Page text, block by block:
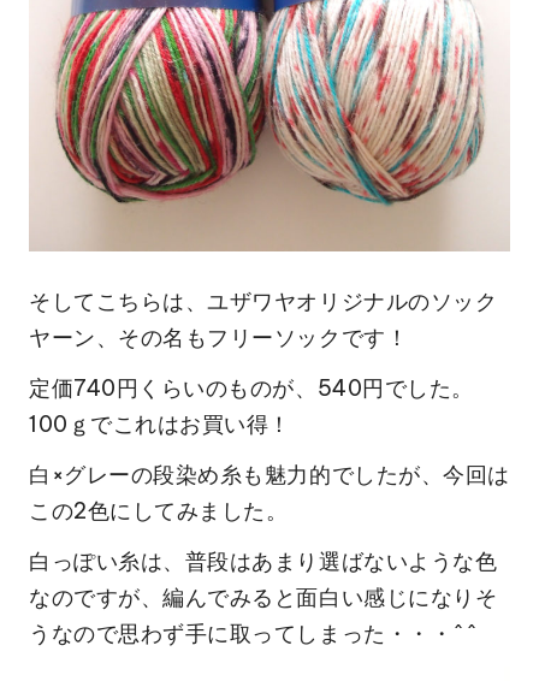
そしてこちらは、ユザワヤオリジナルのソック
ヤーン、その名もフリーソックです！
定価740円くらいのものが、540円でした。
100ｇでこれはお買い得！
白×グレーの段染め糸も魅力的でしたが、今回は
この2色にしてみました。
白っぽい糸は、普段はあまり選ばないような色
なのですが、編んでみると面白い感じになりそ
うなので思わず手に取ってしまった・・・^^